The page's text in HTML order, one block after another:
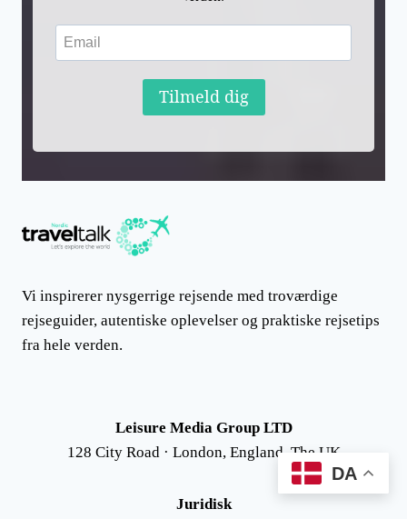
Tilmeld dig
Vi inspirerer nysgerrige rejsende med troværdige
rejseguider, autentiske oplevelser og praktiske rejsetips
fra hele verden.
Leisure Media Group LTD
128 City Road · London, England, The UK
Juridisk
DA